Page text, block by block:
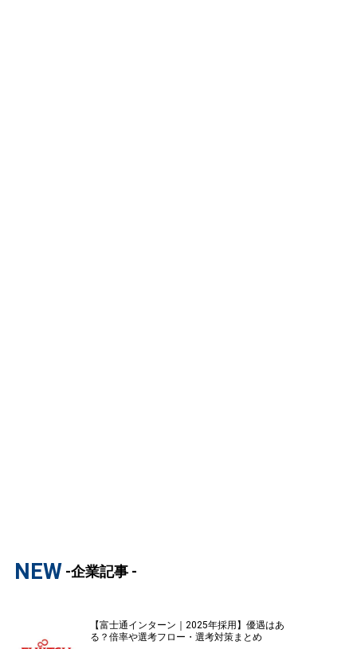
NEW -企業記事 -
【富士通インターン｜2025年採用】優遇はあ
る？倍率や選考フロー・選考対策まとめ